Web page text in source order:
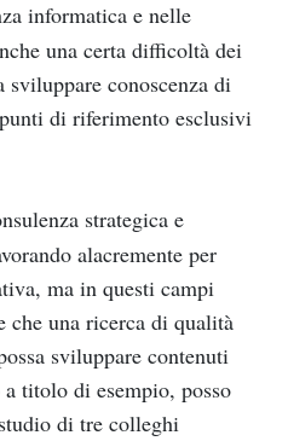
informatica e nelle
una certa difficoltà dei
conoscenza di
di riferimento esclusivi
strategica e
alacremente per
ma in questi campi
che una ricerca di qualità
sviluppare contenuti
titolo di esempio, posso
di tre colleghi